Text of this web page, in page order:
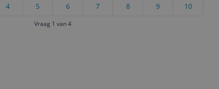
10
9
8
7
6
5
4
Vraag 1 van 4